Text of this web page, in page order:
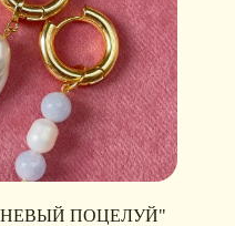
ПОЦЕЛУЙ"